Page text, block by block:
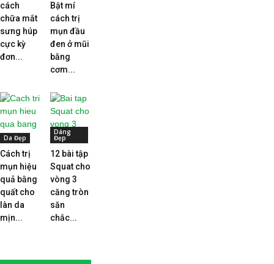
cách
chữa mắt
sưng húp
cực kỳ
đơn...
Bật mí
cách trị
mụn đầu
đen ở mũi
bằng
cơm...
Da Đẹp
Cách trị
mụn hiệu
quả bằng
quất cho
làn da
mịn...
Dáng
Đẹp
12 bài tập
Squat cho
vòng 3
căng tròn
săn
chắc...